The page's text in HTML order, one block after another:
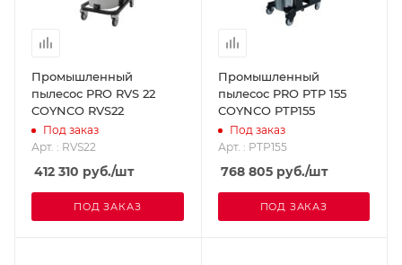
Промышленный
пылесос PRO RVS 22
COYNCO RVS22
Под заказ
Арт. : RVS22
412 310 руб./шт
ПОД ЗАКАЗ
Промышленный
пылесос PRO PTP 155
COYNCO PTP155
Под заказ
Арт. : PTP155
768 805руб./шт
ПОД ЗАКАЗ